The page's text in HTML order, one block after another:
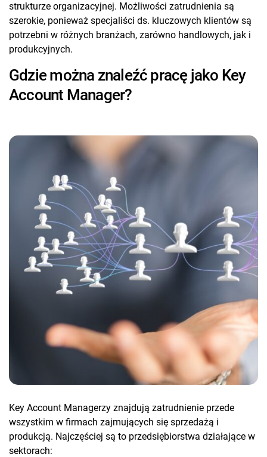
strukturze organizacyjnej. Możliwości zatrudnienia są
szerokie, ponieważ specjaliści ds. kluczowych klientów są
potrzebni w różnych branżach, zarówno handlowych, jak i
produkcyjnych.
Gdzie można znaleźć pracę jako Key
Account Manager?
Key Account Managerzy znajdują zatrudnienie przede
wszystkim w firmach zajmujących się sprzedażą i
produkcją. Najczęściej są to przedsiębiorstwa działające w
sektorach: